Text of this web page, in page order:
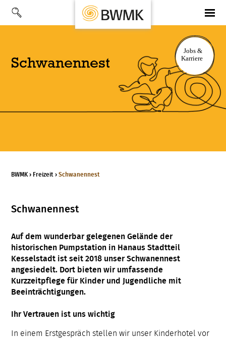
Schwanen­nest
BWMK › Freizeit ›Schwanennest
Schwanennest
Auf dem wunderbar gelegenen Gelände der
historischen Pumpstation in Hanaus Stadtteil
Kesselstadt ist seit 2018 unser Schwanennest
angesiedelt. Dort bieten wir umfassende
Kurzzeitpflege für Kinder und Jugendliche mit
Beeinträchtigungen.
Ihr Vertrauen ist uns wichtig
In einem Erstgespräch stellen wir unser Kinderhotel vor